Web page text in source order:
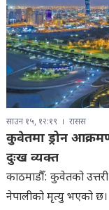
साउन १५, १२:१९ रासस
कुवेतमा ड्रोन
दुःख व्यक्त
काठमाडौँ: कुवेतको
नेपालीको मृत्यु भएको छ।